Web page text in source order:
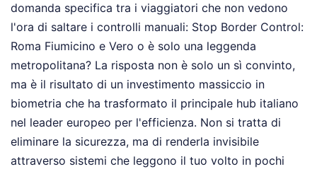
domanda specifica tra i viaggiatori che non vedono
l'ora di saltare i controlli manuali: Stop Border Control:
Roma Fiumicino e Vero o è solo una leggenda
metropolitana? La risposta non è solo un sì convinto,
ma è il risultato di un investimento massiccio in
biometria che ha trasformato il principale hub italiano
nel leader europeo per l'efficienza. Non si tratta di
eliminare la sicurezza, ma di renderla invisibile
attraverso sistemi che leggono il tuo volto in pochi